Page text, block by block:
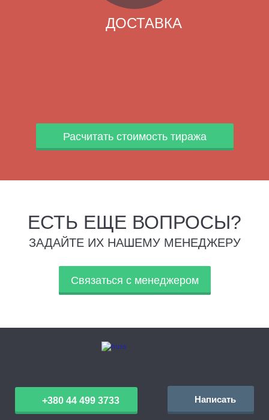
ДОСТАВКА
Расчитать стоимость тиража
ЕСТЬ ЕЩЕ ВОПРОСЫ?
ЗАДАЙТЕ ИХ НАШЕМУ МЕНЕДЖЕРУ
Связаться с менеджером
+380 44 499 3733 Написать